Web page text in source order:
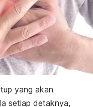
yang akan
setiap detaknya,